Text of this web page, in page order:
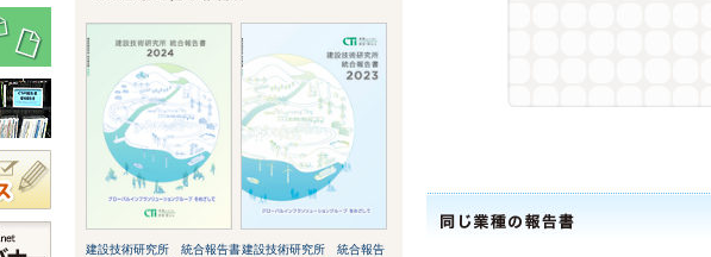
建設技術研究所 統合報告書建設技術研究所 統合報告